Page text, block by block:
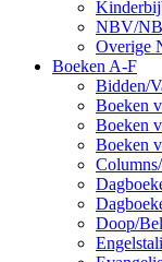
NBV/
Overige
Boeken A-F
Bidden/
Boeken
Boeken
Boeken
Doop/